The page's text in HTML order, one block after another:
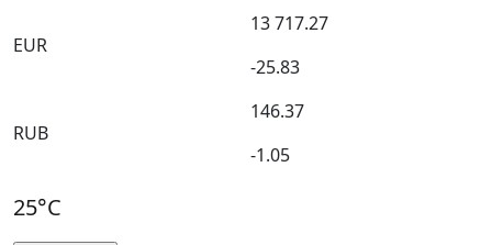
EUR
13 717.27
-25.83
RUB
146.37
-1.05
25°C